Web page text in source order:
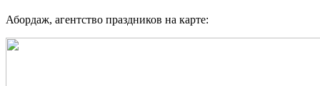
Абордаж, агентство праздников на карте: